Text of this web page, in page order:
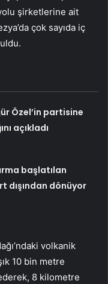
şirketlerine ait
çok sayıda iç
Özel’in partisine
açıkladı
başlatılan
dışından dönüyor
volkanik
10 bin metre
8 kilometre